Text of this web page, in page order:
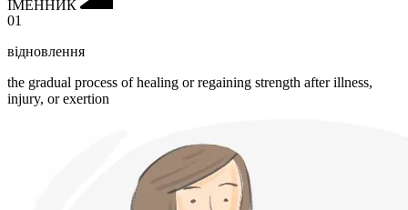
ІМЕННИК
01
відновлення
the gradual process of healing or regaining strength after illness,
injury, or exertion